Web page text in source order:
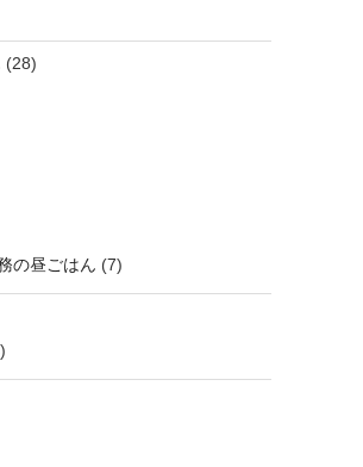
(28)
の昼ごはん (7)